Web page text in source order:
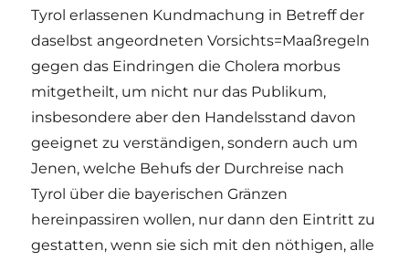
Tyrol erlassenen Kundmachung in Betreff der
daselbst angeordneten Vorsichts=Maaßregeln
gegen das Eindringen die Cholera morbus
mitgetheilt, um nicht nur das Publikum,
insbesondere aber den Handelsstand davon
geeignet zu verständigen, sondern auch um
Jenen, welche Behufs der Durchreise nach
Tyrol über die bayerischen Gränzen
hereinpassiren wollen, nur dann den Eintritt zu
gestatten, wenn sie sich mit den nöthigen, alle